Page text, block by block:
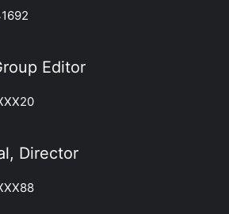
Editor
Director